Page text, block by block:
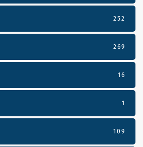
252
269
16
1
109